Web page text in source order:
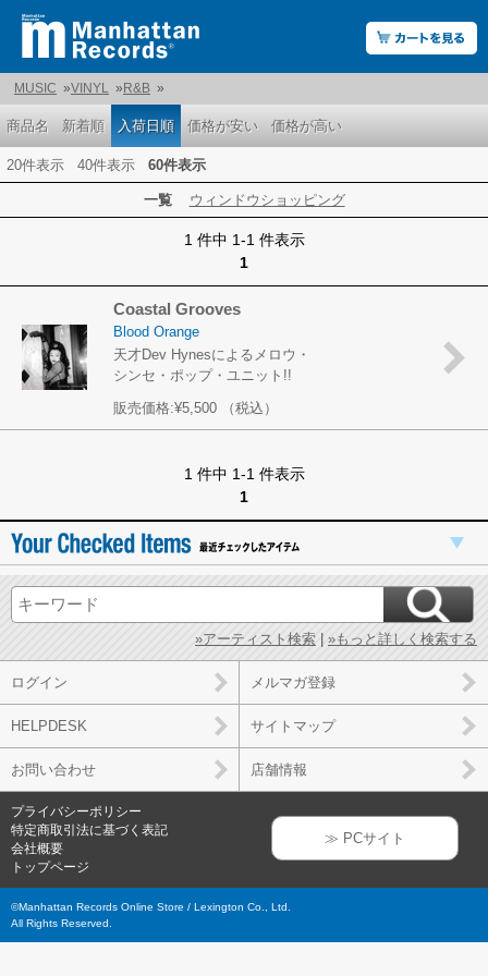
MUSIC »VINYL » R&B »
商品名 新着順 入荷日順 価格が安い 価格が高い
20件表示 40件表示 60件表示
一覧 ウィンドウショッピング
1 件中 1-1 件表示
1
Coastal Grooves
Blood Orange
天才Dev Hynesによるメロウ・
シンセ・ポップ・ユニット!!
販売価格:¥5,500 （税込）
1 件中 1-1 件表示
1
»アーティスト検索 | »もっと詳しく検索する
ログイン メルマガ登録
HELPDESK サイトマップ
お問い合わせ 店舗情報
プライバシーポリシー
特定商取引法に基づく表記
会社概要
トップページ
≫ PCサイト
©Manhattan Records Online Store / Lexington Co., Ltd.
All Rights Reserved.